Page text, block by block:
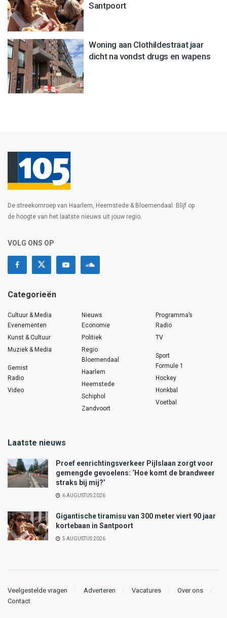
Santpoort
Woning aan Clothildestraat jaar
dicht na vondst drugs en wapens
De streekomroep van Haarlem, Heemstede & Bloemendaal. Blijf op
de hoogte van het laatste nieuws uit jouw regio.
VOLG ONS OP
Categorieën
Cultuur & Media
Evenementen
Kunst & Cultuur
Muziek & Media
Gemist
Radio
Video
Nieuws
Economie
Politiek
Regio
Bloemendaal
Haarlem
Heemstede
Schiphol
Zandvoort
Programma’s
Radio
TV
Sport
Formule 1
Hockey
Honkbal
Voetbal
Laatste nieuws
Proef eenrichtingsverkeer Pijlslaan zorgt voor
gemengde gevoelens: ‘Hoe komt de brandweer
straks bij mij?’
6 AUGUSTUS 2026
Gigantische tiramisu van 300 meter viert 90 jaar
kortebaan in Santpoort
5 AUGUSTUS 2026
Veelgestelde vragen Adverteren Vacatures
Over ons
Contact